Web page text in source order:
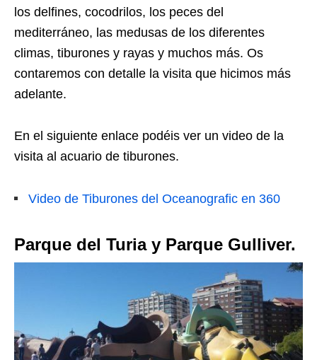
los delfines, cocodrilos, los peces del
mediterráneo, las medusas de los diferentes
climas, tiburones y rayas y muchos más. Os
contaremos con detalle la visita que hicimos más
adelante.
En el siguiente enlace podéis ver un video de la
visita al acuario de tiburones.
Video de Tiburones del Oceanografic en 360
Parque del Turia y Parque Gulliver.